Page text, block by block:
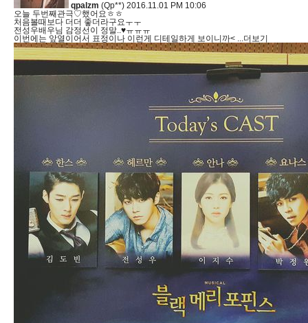
qpalzm (Qp**) 2016.11.01 PM 10:06
오늘 두번째관극♡했어요ㅎㅎ
처음볼때보다 더더 좋더라구요ㅜㅜ
전성우배우님 감정선이 정말..♥ㅠㅠㅠ
이번에는 앞열이어서 표정이나 이런게 디테일하게 보이니까< ...더보기